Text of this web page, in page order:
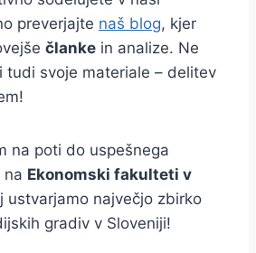
preverjajte naš blog, kjer
članke in analize. Ne
tudi svoje materiale – delitev
na poti do uspešnega
na Ekonomski fakulteti v
ustvarjamo največjo zbirko
gradiv v Sloveniji!